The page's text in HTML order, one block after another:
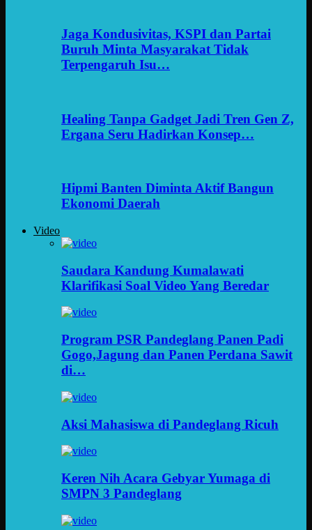
Jaga Kondusivitas, KSPI dan Partai
Buruh Minta Masyarakat Tidak
Terpengaruh Isu…
Healing Tanpa Gadget Jadi Tren Gen Z,
Ergana Seru Hadirkan Konsep…
Hipmi Banten Diminta Aktif Bangun
Ekonomi Daerah
Video
Saudara Kandung Kumalawati
Klarifikasi Soal Video Yang Beredar
Program PSR Pandeglang Panen Padi
Gogo,Jagung dan Panen Perdana Sawit
di…
Aksi Mahasiswa di Pandeglang Ricuh
Keren Nih Acara Gebyar Yumaga di
SMPN 3 Pandeglang